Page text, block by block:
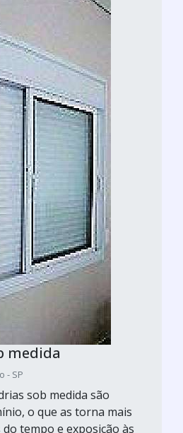
medida
- SP
sob medida são
o que as torna mais
tempo e exposição às